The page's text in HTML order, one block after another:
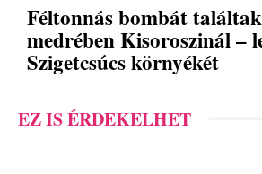
Féltonnás bombát
medrében Kisoroszinál –
Szigetcsúcs környékét
EZ IS ÉRDEKELHET